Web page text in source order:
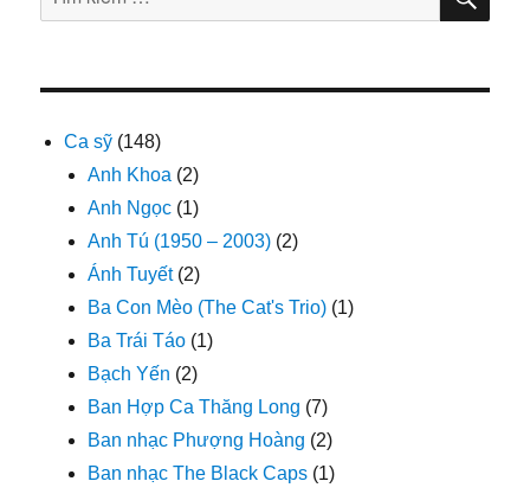
kiếm:
Ca sỹ (148)
Anh Khoa (2)
Anh Ngọc (1)
Anh Tú (1950 – 2003) (2)
Ánh Tuyết(2)
Ba Con Mèo (The Cat's Trio) (1)
Ba Trái Táo (1)
Bạch Yến (2)
Ban Hợp Ca Thăng Long (7)
Ban nhạc Phượng Hoàng (2)
Ban nhạc The Black Caps (1)